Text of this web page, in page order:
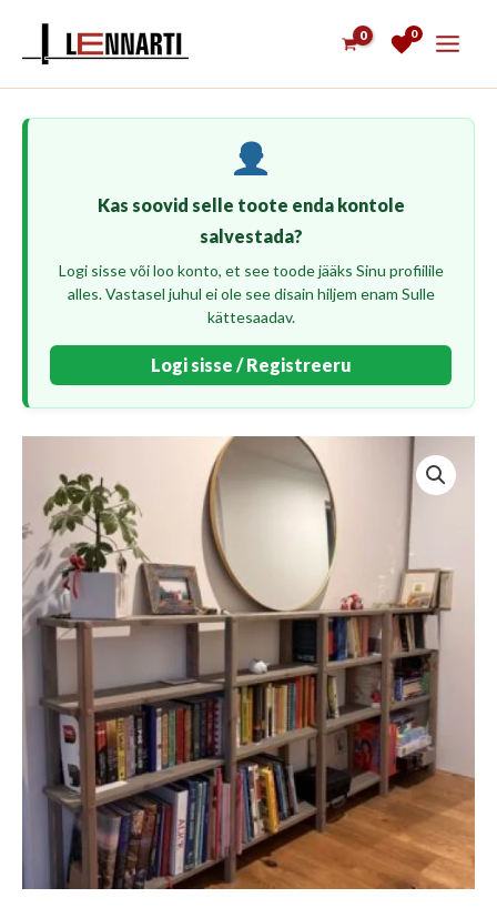
0
Kas soovid selle toote enda kontole
salvestada?
Logi sisse või loo konto, et see toode jääks Sinu profiilile
alles. Vastasel juhul ei ole see disain hiljem enam Sulle
kättesaadav.
Logi sisse / Registreeru